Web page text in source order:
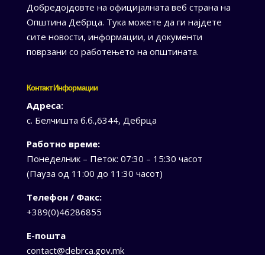
Добредојдовте на официјалната веб страна на
Општина Дебрца. Тука можете да ги најдете
сите новости, информации, и документи
поврзани со работењето на општината.
Контакт Информации
Адреса:
с. Белчишта б.б.,6344, Дебрца
Работно време:
Понеделник – Петок: 07:30 – 15:30 часот
(Пауза од 11:00 до 11:30 часот)
Телефон / Факс:
+389(0)46286855
Е-пошта
contact@debrca.gov.mk